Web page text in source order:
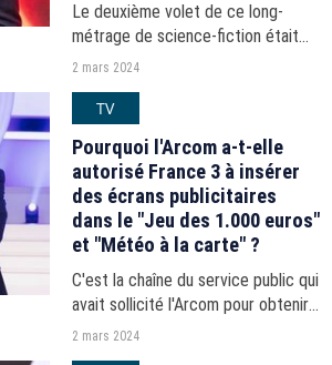
Le deuxième volet de ce long-
métrage de science-fiction était
attendu depuis plusieurs années et
2 mars 2024
TV
Pourquoi l'Arcom a-t-elle
autorisé France 3 à insérer
des écrans publicitaires
dans le "Jeu des 1.000 euros"
et "Météo à la carte" ?
C'est la chaîne du service public qui
avait sollicité l'Arcom pour obtenir
cette autorisation.
2 mars 2024